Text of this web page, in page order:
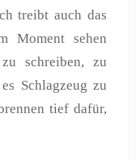
treibt auch das
Moment sehen
schreiben, zu
Schlagzeug zu
tief dafür,